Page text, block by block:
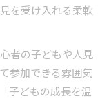
を受け入れる柔軟
者の子どもや人見
参加できる雰囲気
子どもの成長を温